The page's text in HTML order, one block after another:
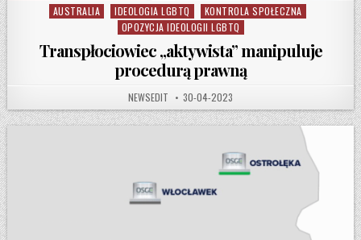
Posted in
AUSTRALIA IDEOLOGIA LGBTQ
KONTROLA SPOŁECZNA
OPOZYCJA IDEOLOGII LGBTQ
Transpłociowiec „aktywista” manipuluje
procedurą prawną
AUTHOR:
NEWSEDIT PUBLISHED DATE:
30-04-2023